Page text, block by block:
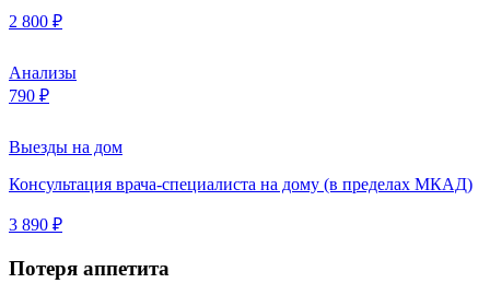
2 800 ₽
Анализы
790 ₽
Выезды на дом
Консультация врача-специалиста на дому (в пределах МКАД)
3 890 ₽
Потеря аппетита